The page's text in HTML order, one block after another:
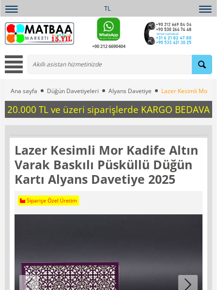
TL
+90 212 6690404
Ana sayfa Düğün Davetiyeleri Alyans Davetiye Lazer Kesimli Mor
20.000 TL ve üzeri siparişlerde KARGO BEDAVA
Lazer Kesimli Mor Kadife Altın
Varak Baskılı Püsküllü Düğün
Kartı Alyans Davetiye 2025
Siparişe Özel Üretim